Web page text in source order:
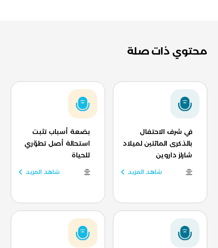
محتوي ذات صلة
في شرف الاحتفال
بالذكرى المائتين لميلاد
شارلز داروين
شاهد المزيد
بضعة أسباب تثبت
استحالة أصل تطوّري
للحياة
شاهد المزيد